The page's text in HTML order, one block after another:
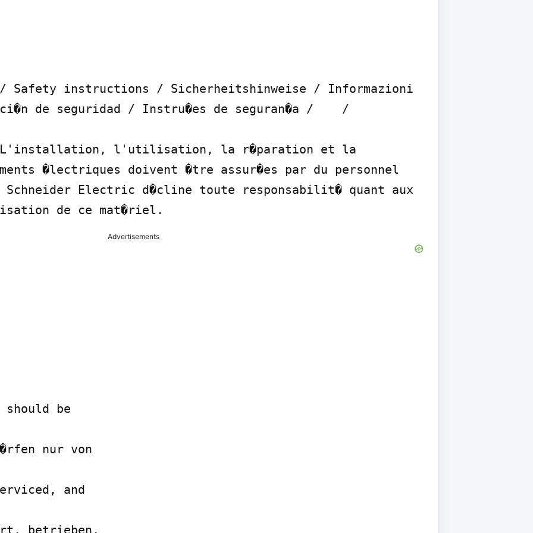
/ Safety instructions / Sicherheitshinweise / Informazioni
de seguridad / Instru�es de seguran�a /    /
b L'installation, l'utilisation, la r�paration et la
�lectriques doivent �tre assur�es par du personnel
Electric d�cline toute responsabilit� quant aux
de ce mat�riel.
Advertisements
be
nur von
and
betrieben,